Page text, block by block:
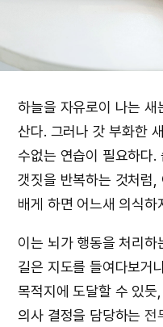
하늘을 자유로이 나는
산다. 그러나 갓 부화한
수없는 연습이 필요하다.
갯짓을 반복하는 것처럼,
배게 하면 어느새 의식하
이는 뇌가 행동을 처리하
길은 지도를 들여다보거
목적지에 도달할 수 있듯
의사 결정을 담당하는 전